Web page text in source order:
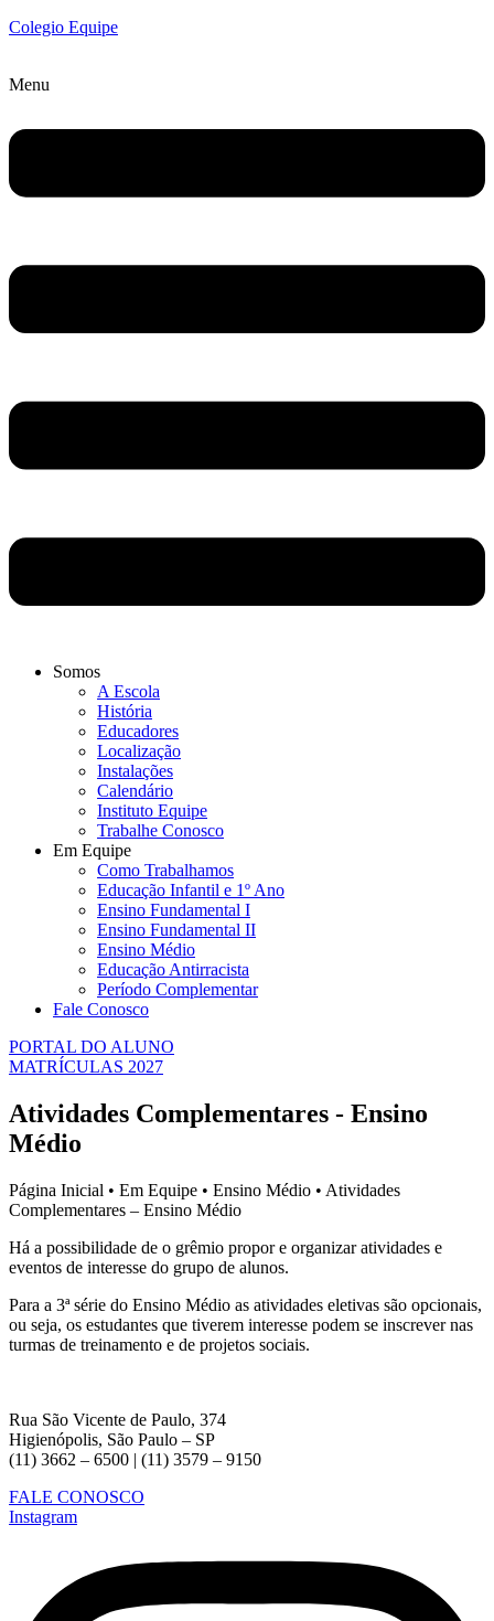
Colegio Equipe
Menu
Somos
A Escola
História
Educadores
Localização
Instalações
Calendário
Instituto Equipe
Trabalhe Conosco
Em Equipe
Como Trabalhamos
Educação Infantil e 1º Ano
Ensino Fundamental I
Ensino Fundamental II
Ensino Médio
Educação Antirracista
Período Complementar
Fale Conosco
PORTAL DO ALUNO
MATRÍCULAS 2027
Atividades Complementares - Ensino
Médio
Página Inicial • Em Equipe • Ensino Médio • Atividades
Complementares – Ensino Médio
Há a possibilidade de o grêmio propor e organizar atividades e
eventos de interesse do grupo de alunos.
Para a 3ª série do Ensino Médio as atividades eletivas são opcionais,
ou seja, os estudantes que tiverem interesse podem se inscrever nas
turmas de treinamento e de projetos sociais.
Rua São Vicente de Paulo, 374
Higienópolis, São Paulo – SP
(11) 3662 – 6500 | (11) 3579 – 9150
FALE CONOSCO
Instagram